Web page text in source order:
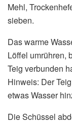
Mehl,
sieben.
Das warme
Löffel umrühren,
Teig verbunden
Hinweis: Der
etwas Wasser
Die Schüssel